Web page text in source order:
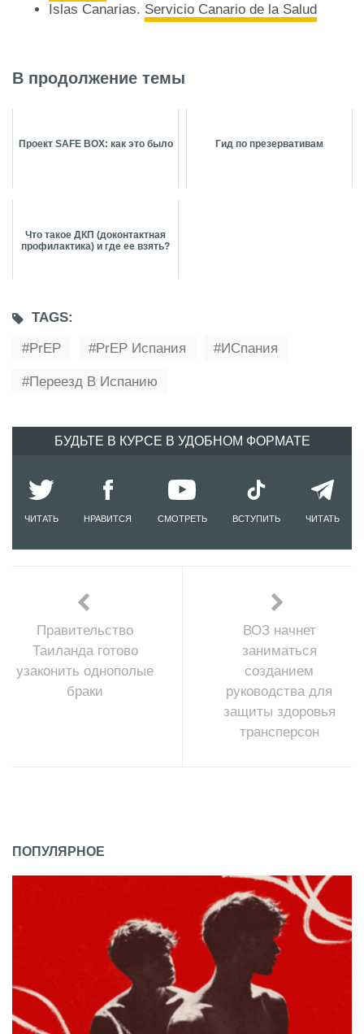
Islas Canarias. Servicio Canario de la Salud
В продолжение темы
Проект SAFE BOX: как это было Гид по презервативам
Что такое ДКП (доконтактная
профилактика) и где ее взять?
TAGS:
PrEP
PrEP Испания ИСпания
Переезд В Испанию
БУДЬТЕ В КУРСЕ В УДОБНОМ ФОРМАТЕ
ЧИТАТЬ НРАВИТСЯ СМОТРЕТЬ ВСТУПИТЬ ЧИТАТЬ
Правительство
Таиланда готово
узаконить однополые
браки
ВОЗ начнет
заниматься
созданием
руководства для
защиты здоровья
трансперсон
ПОПУЛЯРНОЕ